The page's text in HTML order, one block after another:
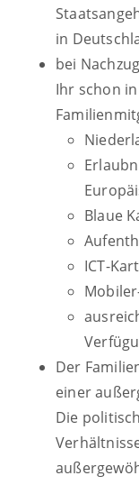
in
bei
Ihr schon
Blaue
ICT-
Der
einer
Die